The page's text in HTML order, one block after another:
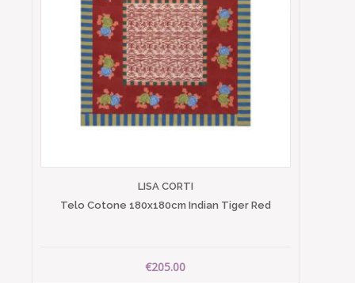
LISA CORTI
Telo Cotone 180x180cm Indian Tiger Red
€205.00